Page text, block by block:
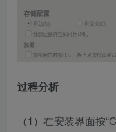
过程分析
（1）在安装界面按